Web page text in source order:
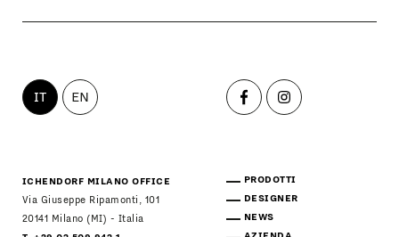
IT EN
ICHENDORF MILANO OFFICE
Via Giuseppe Ripamonti, 101
20141 Milano (MI) - Italia
PRODOTTI
DESIGNER
NEWS